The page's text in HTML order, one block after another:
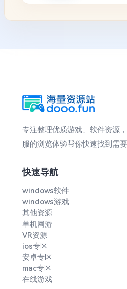
专注整理优质游戏、软件资源
服的浏览体验帮你快速找到需要
快速导航
windows软件
windows游戏
其他资源
单机网游
VR资源
ios专区
安卓专区
mac专区
在线游戏